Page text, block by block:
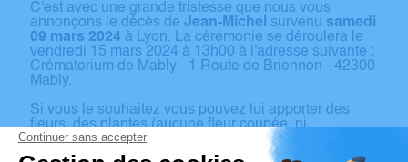
C'est avec une grande tristesse que nous vous
annonçons le décès de Jean-Michel survenu samedi
09 mars 2024 à Lyon. La cérémonie se déroulera le
vendredi 15 mars 2024 à 13h00 à l'adresse suivante :
Crématorium de Mably - 1 Route de Briennon - 42300
Mably.
Si vous le souhaitez vous pouvez lui apporter des
fleurs, des plantes (aucune fleur coupée, ni
artificielle), ou les envoyer à la chambre funéraire de
Lamure sur Azergues ou le jour de la cérémonie.